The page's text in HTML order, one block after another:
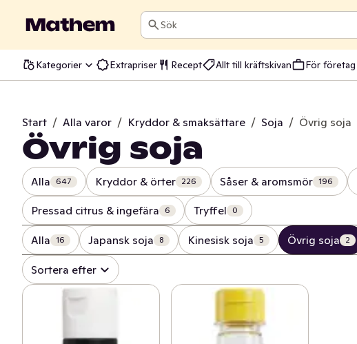
Sök
Kategorier Extrapriser Recept Allt till kräftskivan För företag
Start / Alla varor / Kryddor & smaksättare / Soja / Övrig soja
Övrig soja
Alla 647 Kryddor & örter 226 Såser & aromsmör 196
Pressad citrus & ingefära 6 Tryffel 0
Alla 16 Japansk soja 8 Kinesisk soja 5 Övrig soja 2
Sortera efter